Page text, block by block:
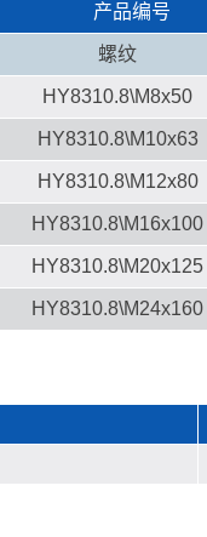
产品编号
螺纹
HY8310.8\M8x50
HY8310.8\M10x63
HY8310.8\M12x80
HY8310.8\M16x100
HY8310.8\M20x125
HY8310.8\M24x160